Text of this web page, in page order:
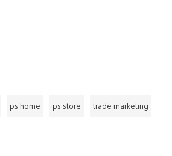
ps home ps store trade marketing